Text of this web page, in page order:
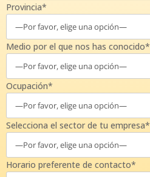
Provincia*
Medio por el que nos has conocido*
Ocupación*
Selecciona el sector de tu empresa*
Horario preferente de contacto*